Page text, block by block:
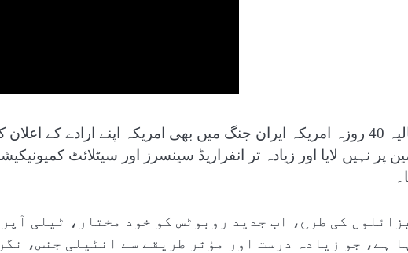
حالیہ 40 روزہ امریکہ ایران جنگ میں بھی امریکہ اپنے ارادے
پر نہیں لایا اور زیادہ تر انفراریڈ سینسرز اور سیٹلائٹ
کی طرح، اب جدید روبوٹس کو خود مختار، ٹیلی
ہے، جو زیادہ درست اور مؤثر طریقے سے انٹیلی جنس،